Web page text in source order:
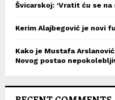
Švicarskoj: ‘Vratit ću se
Kerim Alajbegović je novi
Kako je Mustafa
Novog postao